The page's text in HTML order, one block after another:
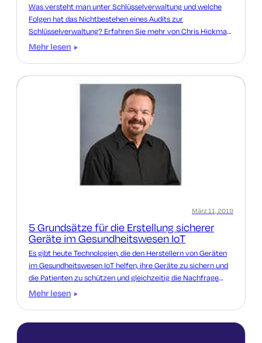
Was versteht man unter Schlüsselverwaltung und welche
Folgen hat das Nichtbestehen eines Audits zur
Schlüsselverwaltung? Erfahren Sie mehr von Chris Hickman,
Chief Security Officer Keyfactor.
Mehr lesen
5 Grundsätze für die Erstellung sicherer
Geräte im Gesundheitswesen IoT
März 11, 2019
Es gibt heute Technologien, die den Herstellern von Geräten
im Gesundheitswesen IoT helfen, ihre Geräte zu sichern und
die Patienten zu schützen und gleichzeitig die Nachfrage
nach Innovationen zu befriedigen.
Mehr lesen